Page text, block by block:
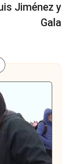
Jiménez y
Gala